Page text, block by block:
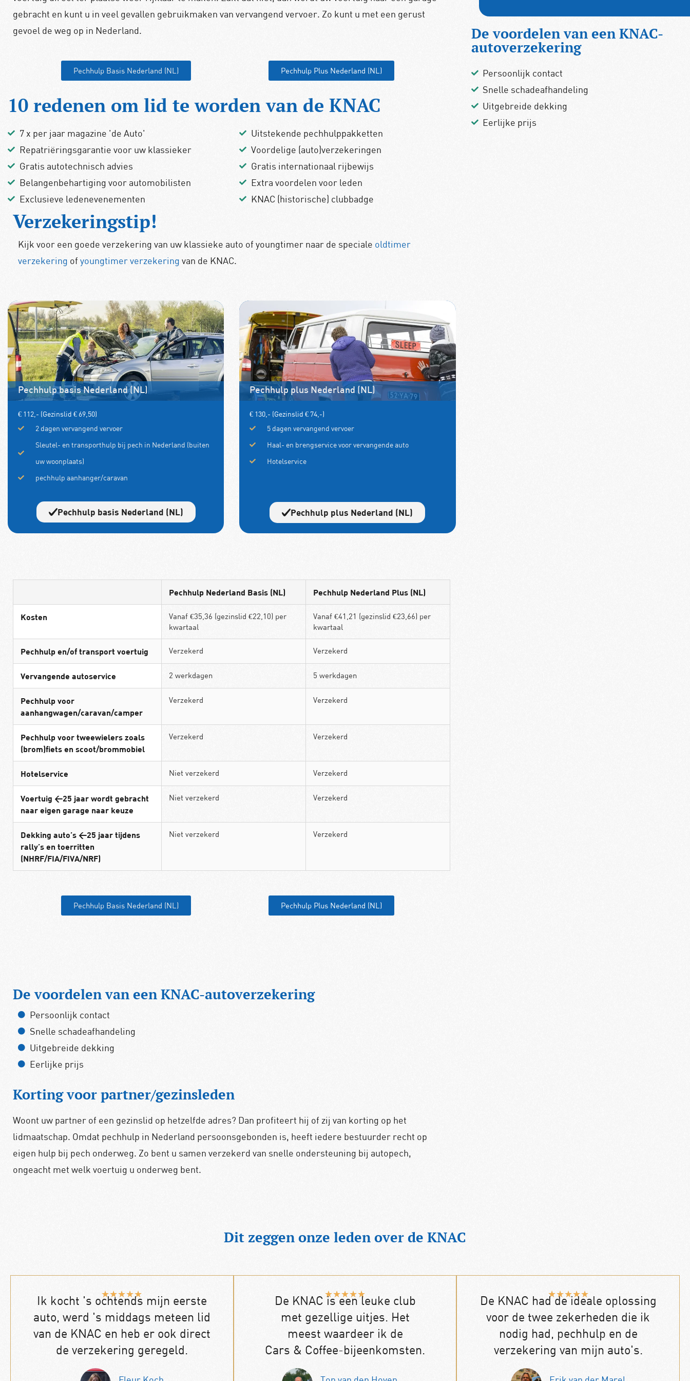
gebracht en kunt u in veel gevallen gebruikmaken van vervangend vervoer. Zo kunt u met een gerust
gevoel de weg op in Nederland.
Pechhulp Basis Nederland (NL) Pechhulp Plus Nederland (NL)
10 redenen om lid te worden van de KNAC
7 x per jaar magazine 'de Auto'
Repatriëringsgarantie voor uw klassieker
Gratis autotechnisch advies
Belangenbehartiging voor automobilisten
Exclusieve ledenevenementen
Uitstekende pechhulppakketten
Voordelige (auto)verzekeringen
Gratis internationaal rijbewijs
Extra voordelen voor leden
KNAC (historische) clubbadge
Verzekeringstip!
Kijk voor een goede verzekering van uw klassieke auto of youngtimer naar de speciale oldtimer
verzekering ofyoungtimer verzekering van de KNAC.
Pechhulp basis Nederland (NL)
€ 112,- (Gezinslid € 69,50)
2 dagen vervangend vervoer
Sleutel- en transporthulp bij pech in Nederland (buiten
uw woonplaats)
pechhulp aanhanger/caravan
Pechhulp basis Nederland (NL)
Pechhulp plus Nederland (NL)
€ 130,- (Gezinslid € 74,-)
5 dagen vervangend vervoer
Haal- en brengservice voor vervangende auto
Hotelservice
Pechhulp plus Nederland (NL)
Pechhulp Nederland Basis (NL) Pechhulp Nederland Plus (NL)
Kosten
Vanaf €35,36 (gezinslid €22,10) per
kwartaal
Vanaf €41,21 (gezinslid €23,66) per
kwartaal
Pechhulp en/of transport voertuig Verzekerd Verzekerd
Vervangende autoservice 2 werkdagen 5 werkdagen
Pechhulp voor
aanhangwagen/caravan/camper
Verzekerd Verzekerd
Pechhulp voor tweewielers zoals
(brom)fiets en scoot/brommobiel
Verzekerd Verzekerd
Hotelservice Niet verzekerd Verzekerd
Voertuig <25 jaar wordt gebracht
naar eigen garage naar keuze
Niet verzekerd Verzekerd
Dekking auto’s <25 jaar tijdens
rally’s en toerritten
(NHRF/FIA/FIVA/NRF)
Niet verzekerd Verzekerd
Pechhulp Basis Nederland (NL) Pechhulp Plus Nederland (NL)
De voordelen van een KNAC-autoverzekering
Persoonlijk contact
Snelle schadeafhandeling
Uitgebreide dekking
Eerlijke prijs
Korting voor partner/gezinsleden
Woont uw partner of een gezinslid op hetzelfde adres? Dan profiteert hij of zij van korting op het
lidmaatschap. Omdat pechhulp in Nederland persoonsgebonden is, heeft iedere bestuurder recht op
eigen hulp bij pech onderweg. Zo bent u samen verzekerd van snelle ondersteuning bij autopech,
ongeacht met welk voertuig u onderweg bent.
De voordelen van een KNAC-
autoverzekering
Persoonlijk contact
Snelle schadeafhandeling
Uitgebreide dekking
Eerlijke prijs
Dit zeggen onze leden over de KNAC
★★★★★
Ik kocht 's ochtends mijn eerste
auto, werd 's middags meteen lid
van de KNAC en heb er ook direct
de verzekering geregeld.
★★★★★
De KNAC is een leuke club
met gezellige uitjes. Het
meest waardeer ik de
Cars & Coffee-bijeenkomsten.
★★★★★
De KNAC had de ideale oplossing
voor de twee zekerheden die ik
nodig had, pechhulp en de
verzekering van mijn auto's.